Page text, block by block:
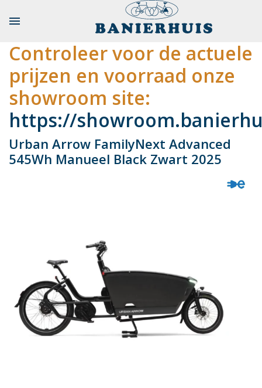

Controleer voor de actuele
prijzen en voorraad onze
showroom site:
https://
Urban Arrow FamilyNext Advanced
545Wh Manueel Black Zwart 2025